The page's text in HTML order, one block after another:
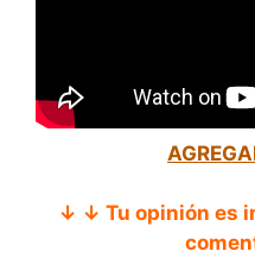
↓ ↓ Tu opinión es